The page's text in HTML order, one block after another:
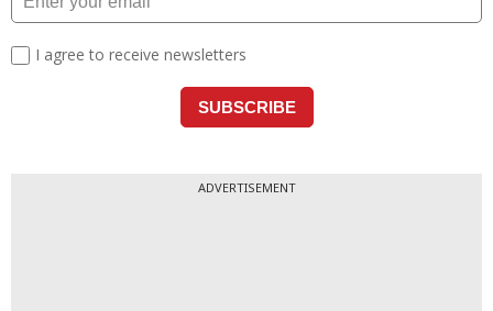
ADVERTISEMENT